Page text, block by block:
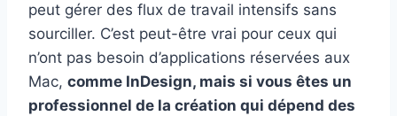
peut gérer des flux de travail intensifs sans
sourciller. C’est peut-être vrai pour ceux qui
n’ont pas besoin d’applications réservées aux
Mac, comme InDesign, mais si vous êtes un
professionnel de la création qui dépend des